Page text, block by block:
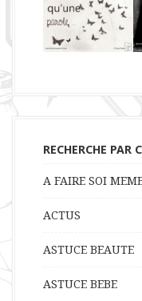
RECHERCHE PAR
A FAIRE SOI
ACTUS
ASTUCE BEAUTE
ASTUCE BEBE